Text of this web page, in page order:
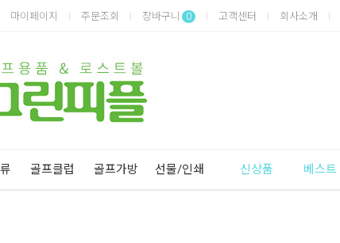
마이페이지 주문조회 장바구니 0 고객센터 회사소개
Previous
Next
골프클럽 골프가방 선물/인쇄 신상품 베스트